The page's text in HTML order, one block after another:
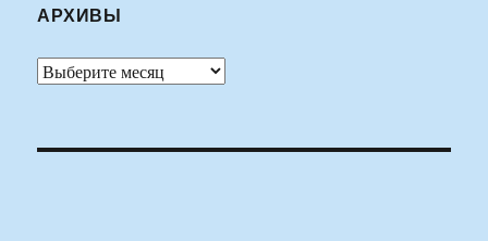
АРХИВЫ
Архивы